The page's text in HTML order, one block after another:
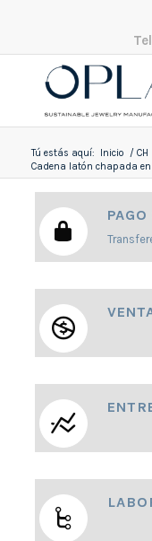
Tú estás aquí: Inicio / CH
Cadena latón chapada en
PAGO